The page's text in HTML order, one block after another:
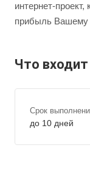
интернет-
прибыль Вашему
Что
Срок
до 10 дней